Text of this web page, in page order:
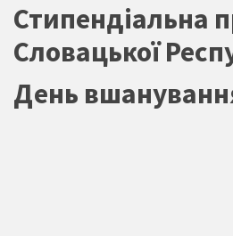
Стипендіальна
Словацької
День